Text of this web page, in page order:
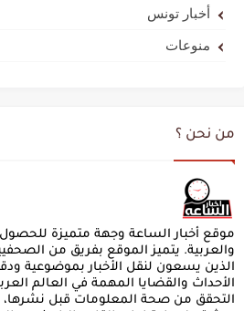
أخبار تونس
منوعات
من نحن ؟
موقع أخبار الساعة وجهة متميزة للحصول
والعربية. يتميز الموقع بفريق من
الذين يسعون لنقل الأخبار بموضوعية
الأحداث والقضايا المهمة في العالم
التحقق من صحة المعلومات قبل